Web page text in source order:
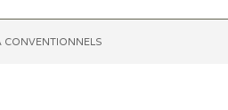
CONVENTIONNELS